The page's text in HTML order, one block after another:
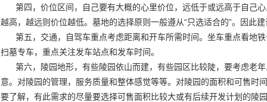
第四，价位区间，自己要有大概的心里价位，远低于或远高于自己
越高，越远则价位越低。墓地的选择原则一般遵从“只选适合的”。因此
第五，交通，自驾车重点考虑距离和开车所需时间。坐车重点看地
扫墓专车，重点关注发车站点和发车时间。
第六，陵园地形，有些陵园依山而建，有些园区比较陡，要考虑老
意。对陵园的管理，服务质量和整体感觉等等。对陵园的面积和可售时
要了解，有此需求的尽量要选择可售面积比较大或有后续开发计划的陵园